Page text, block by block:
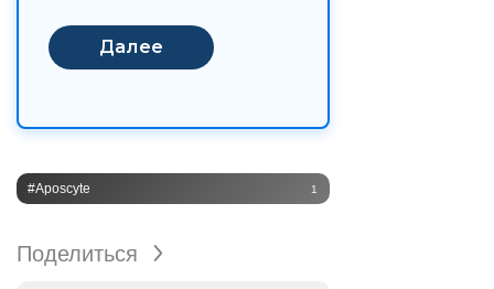
#Aposcyte 1
Поделиться